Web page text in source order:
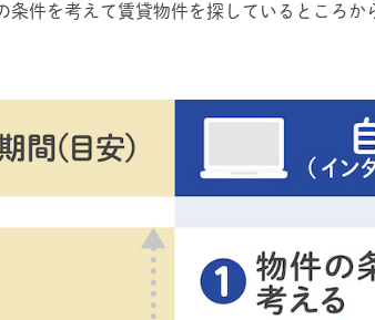
条件を考えて賃貸物件を探しているところ